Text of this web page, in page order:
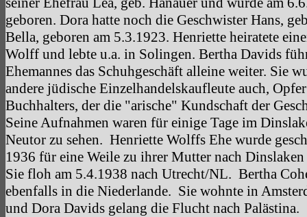
geboren. Dora hatte noch die Geschwister Hans,
Bella, geboren am 5.3.1923. Henriette heiratete
Wolff und lebte u.a. in Solingen. Bertha Davids
Ehemannes das Schuhgeschäft alleine weiter. Sie
andere jüdische Einzelhandelskaufleute auch,
Buchhalters, der die "arische" Kundschaft der
Seine Aufnahmen waren für einige Tage im
Neutor zu sehen. Henriette Wolffs Ehe wurde
1936 für eine Weile zu ihrer Mutter nach
Sie floh am 5.4.1938 nach Utrecht/NL. Bertha
ebenfalls in die Niederlande. Sie wohnte in
und Dora Davids gelang die Flucht nach Palästina.